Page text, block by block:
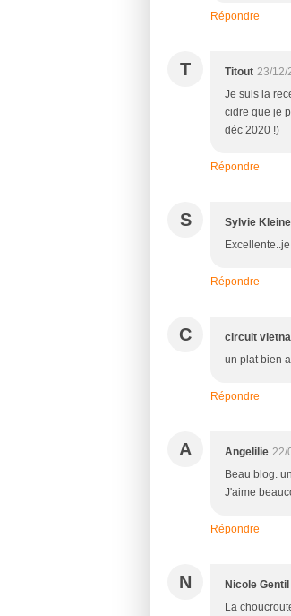
Répondre
T Titout 23/12/
Je suis la
cidre que je
déc 2020 !)
Répondre
S Sylvie
Répondre
C circuit
un plat bien
Répondre
A Angelilie 22/
Beau blog.
J'aime
Répondre
N Nicole Gentil
La